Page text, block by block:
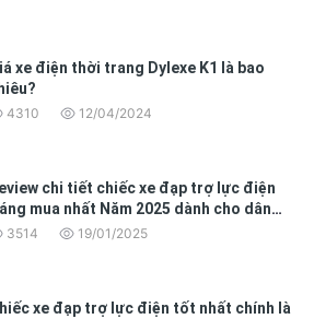
không chỉ phù hợp với các bạn trẻ
cho mọi đối tượng. Với khả năng di
có thể khám phá cả thành phố và vùng
xe điện thời trang Dylexe K1 là bao
4310 12/04/2024
chi tiết chiếc xe đạp trợ lực điện
mua nhất Năm 2025 dành cho dân
phòng
3514 19/01/2025
xe đạp trợ lực điện tốt nhất chính là